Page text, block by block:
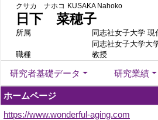
クサカ ナホコ KUSAKA Nahoko
日下 菜穂子
所属
同志社女子大学
同志社女子大学大
職種
教授
研究者基礎データ 研究業績
ホームページ
https://www.wonderful-aging.com